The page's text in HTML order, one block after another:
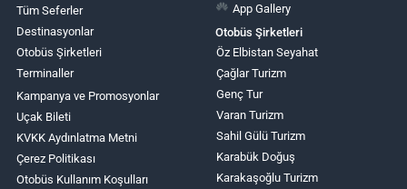
Tüm Seferler
Destinasyonlar
Otobüs Şirketleri
Terminaller
Kampanya ve Promosyonlar
Uçak Bileti
KVKK Aydınlatma Metni
Çerez Politikası
Otobüs Kullanım Koşulları
App Gallery
Otobüs Şirketleri
Öz Elbistan Seyahat
Çağlar Turizm
Genç Tur
Varan Turizm
Sahil Gülü Turizm
Karabük Doğuş
Karakaşoğlu Turizm